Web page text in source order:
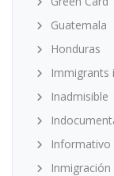
Guatemala
Honduras
Immigrants
Inadmisible
Informativo
Inmigración